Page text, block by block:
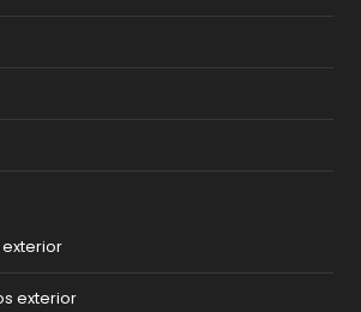
exterior